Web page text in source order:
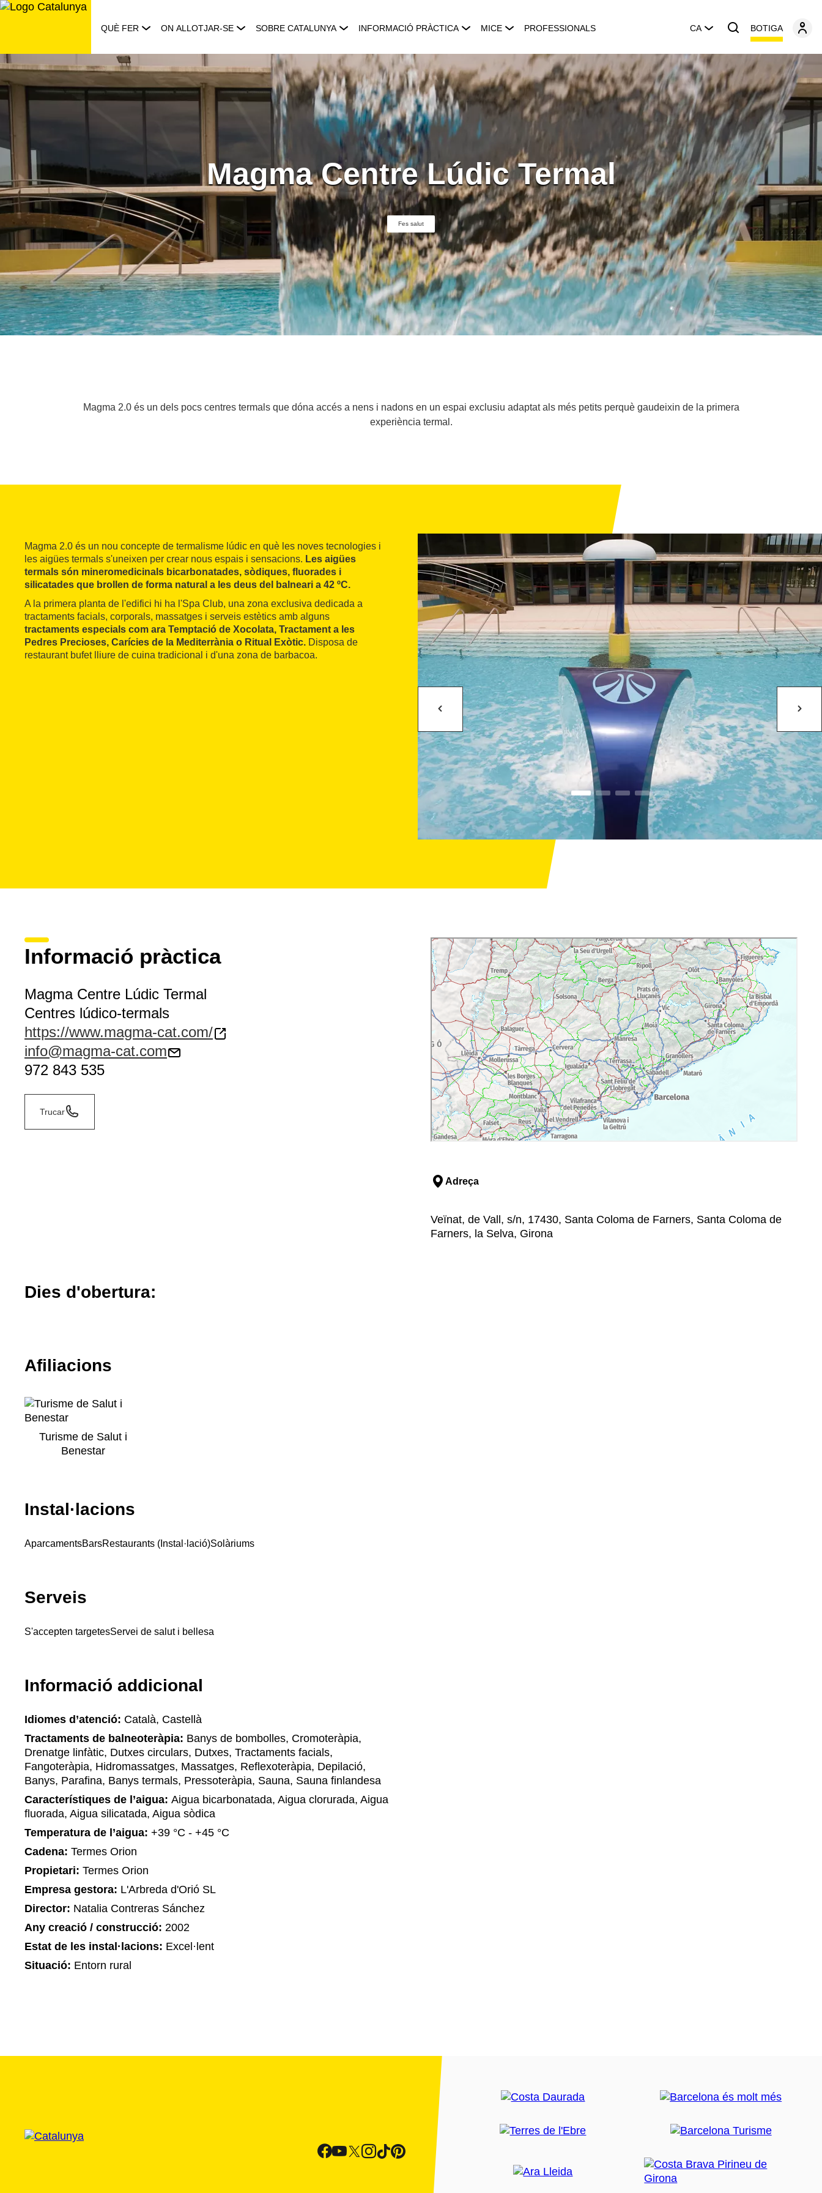
Saltar
QUÈ FER ON ALLOTJAR-SE SOBRE CATALUNYA INFORMACIÓ PRÀCTICA MICE PROFESSIONALS CA BOTIGA
Magma Centre Lúdic Termal
Fes salut
Magma 2.0 és un dels pocs centres termals que dóna accés a nens i nadons en un espai exclusiu adaptat als més petits perquè gaudeixin de la primera
experiència termal.
Magma 2.0 és un nou concepte de termalisme lúdic en què les noves tecnologies i
les aigües termals s'uneixen per crear nous espais i sensacions. Les aigües
termals són mineromedicinals bicarbonatades, sòdiques, fluorades i
silicatades que brollen de forma natural a les deus del balneari a 42 ºC.
A la primera planta de l'edifici hi ha l'Spa Club, una zona exclusiva dedicada a
tractaments facials, corporals, massatges i serveis estètics amb alguns
tractaments especials com ara Temptació de Xocolata, Tractament a les
Pedres Precioses, Carícies de la Mediterrània o Ritual Exòtic. Disposa de
restaurant bufet lliure de cuina tradicional i d'una zona de barbacoa.
Informació pràctica
Magma Centre Lúdic Termal
Centres lúdico-termals
https://www.magma-cat.com/
info@magma-cat.com
972 843 535
Trucar
Adreça
Veïnat, de Vall, s/n, 17430, Santa Coloma de Farners, Santa Coloma de
Farners, la Selva, Girona
Dies d'obertura:
Afiliacions
Turisme de Salut i
Benestar
Instal·lacions
AparcamentsBarsRestaurants (Instal·lació)Solàriums
Serveis
S'accepten targetesServei de salut i bellesa
Informació addicional
Idiomes d’atenció: Català, Castellà
Tractaments de balneoteràpia: Banys de bombolles, Cromoteràpia,
Drenatge linfàtic, Dutxes circulars, Dutxes, Tractaments facials,
Fangoteràpia, Hidromassatges, Massatges, Reflexoteràpia, Depilació,
Banys, Parafina, Banys termals, Pressoteràpia, Sauna, Sauna finlandesa
Característiques de l’aigua: Aigua bicarbonatada, Aigua clorurada, Aigua
fluorada, Aigua silicatada, Aigua sòdica
Temperatura de l’aigua: +39 °С - +45 °С
Cadena: Termes Orion
Propietari: Termes Orion
Empresa gestora: L'Arbreda d'Orió SL
Director: Natalia Contreras Sánchez
Any creació / construcció: 2002
Estat de les instal·lacions: Excel·lent
Situació: Entorn rural